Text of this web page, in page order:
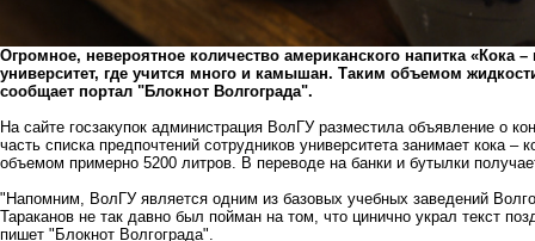
Огромное, невероятное количество американского напитка «Кока –
университет, где учится много и камышан. Таким объемом
сообщает портал "Блокнот Волгограда".
На сайте госзакупок администрация ВолГУ разместила объявление о
часть списка предпочтений сотрудников университета занимает кока
объемом примерно 5200 литров. В переводе на банки и бутылки
"Напомним, ВолГУ является одним из базовых учебных заведений
Тараканов не так давно был пойман на том, что цинично украл текст
пишет "Блокнот Волгограда".